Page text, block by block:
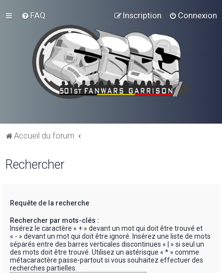
FAQ Connexion
Inscription
Accueil du forum
Rechercher
Requête de la recherche
Rechercher par mots-clés :
Insérez le caractère « + » devant un mot qui doit être trouvé et
« - » devant un mot qui doit être ignoré. Insérez une liste de mots
séparés entre des barres verticales discontinues « | » si seul un
des mots doit être trouvé. Utilisez un astérisque « * » comme
métacaractère passe-partout si vous souhaitez effectuer des
recherches partielles.